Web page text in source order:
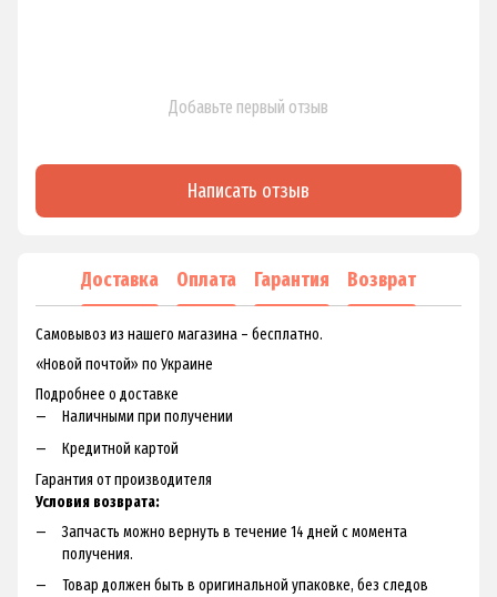
Добавьте первый отзыв
Написать отзыв
Доставка Оплата Гарантия Возврат
Самовывоз из нашего магазина – бесплатно.
«Новой почтой» по Украине
Подробнее о доставке
Наличными при получении
Кредитной картой
Гарантия от производителя
Условия возврата:
Запчасть можно вернуть в течение 14 дней с момента
получения.
Товар должен быть в оригинальной упаковке, без следов